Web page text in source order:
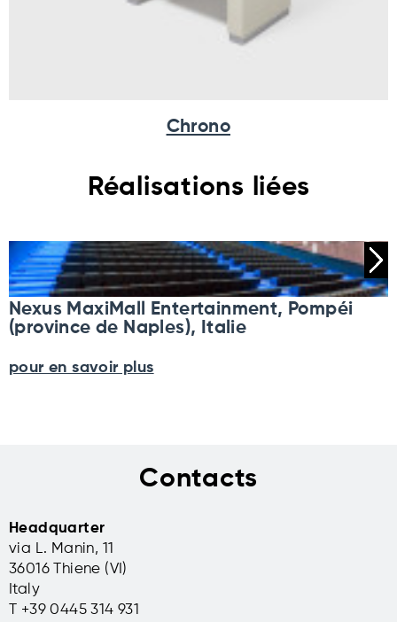
Chrono
Réalisations liées
Nexus MaxiMall Entertainment, Pompéi
(province de Naples), Italie
pour en savoir plus
Contacts
Headquarter
via L. Manin, 11
36016 Thiene (VI)
Italy
T +39 0445 314 931